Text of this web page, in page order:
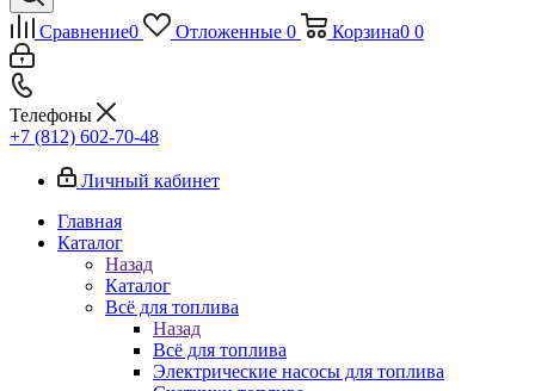
Сравнение0 Отложенные 0 Корзина0 0
Телефоны
+7 (812) 602-70-48
Личный кабинет
Главная
Каталог
Назад
Каталог
Всё для топлива
Назад
Всё для топлива
Электрические насосы для топлива